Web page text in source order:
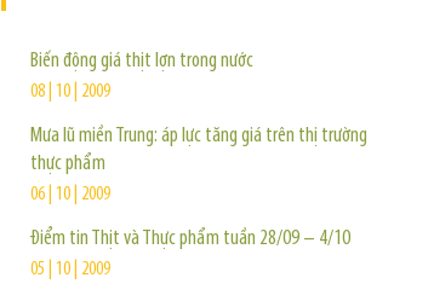
Biến động giá thịt lợn trong nước
08 | 10 | 2009
Mưa lũ miền Trung: áp lực tăng giá trên thị trường
thực phẩm
06 | 10 | 2009
Điểm tin Thịt và Thực phẩm tuần 28/09 – 4/10
05 | 10 | 2009